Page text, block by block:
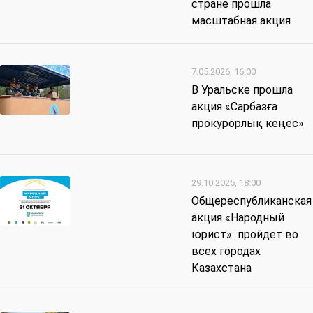
стране прошла
масштабная акция
7.05.2026, 16:00
В Уральске прошла
акция «Сарбазға
прокурорлық кеңес»
29.10.2025, 18:00
Общереспубликанская
акция «Народный
юрист» пройдет во
всех городах
Казахстана